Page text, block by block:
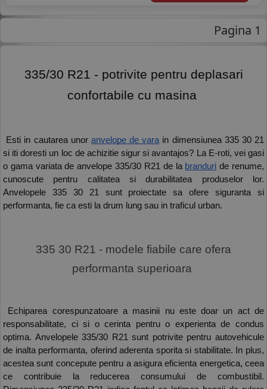
Pagina 1
confortabile cu masina
Esti in cautarea unor anvelope de vara in dimensiunea 335 30 21
si iti doresti un loc de achizitie sigur si avantajos? La E-roti, vei gasi
o gama variata de anvelope 335/30 R21 de la branduri de renume,
cunoscute pentru calitatea si durabilitatea produselor lor.
Anvelopele 335 30 21 sunt proiectate sa ofere siguranta si
performanta, fie ca esti la drum lung sau in traficul urban.
performanta superioara
responsabilitate, ci si o cerinta pentru o experienta de condus
optima. Anvelopele 335/30 R21 sunt potrivite pentru autovehicule
de inalta performanta, oferind aderenta sporita si stabilitate. In plus,
acestea sunt concepute pentru a asigura eficienta energetica, ceea
ce contribuie la reducerea consumului de combustibil.